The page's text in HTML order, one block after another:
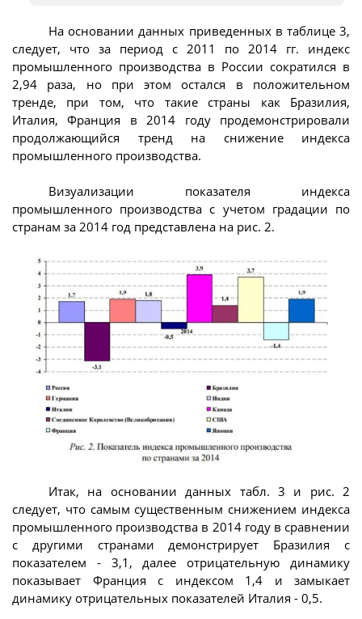
На основании данных приведенных в таблице 3,
следует, что за период с 2011 по 2014 гг. индекс
промышленного производства в России сократился в
2,94 раза, но при этом остался в положительном
тренде, при том, что такие страны как Бразилия,
Италия, Франция в 2014 году продемонстрировали
продолжающийся тренд на снижение индекса
промышленного производства.
Визуализации показателя индекса
промышленного производства с учетом градации по
странам за 2014 год представлена на рис. 2.
Итак, на основании данных табл. 3 и рис. 2
следует, что самым существенным снижением индекса
промышленного производства в 2014 году в сравнении
с другими странами демонстрирует Бразилия с
показателем - 3,1, далее отрицательную динамику
показывает Франция с индексом 1,4 и замыкает
динамику отрицательных показателей Италия - 0,5.